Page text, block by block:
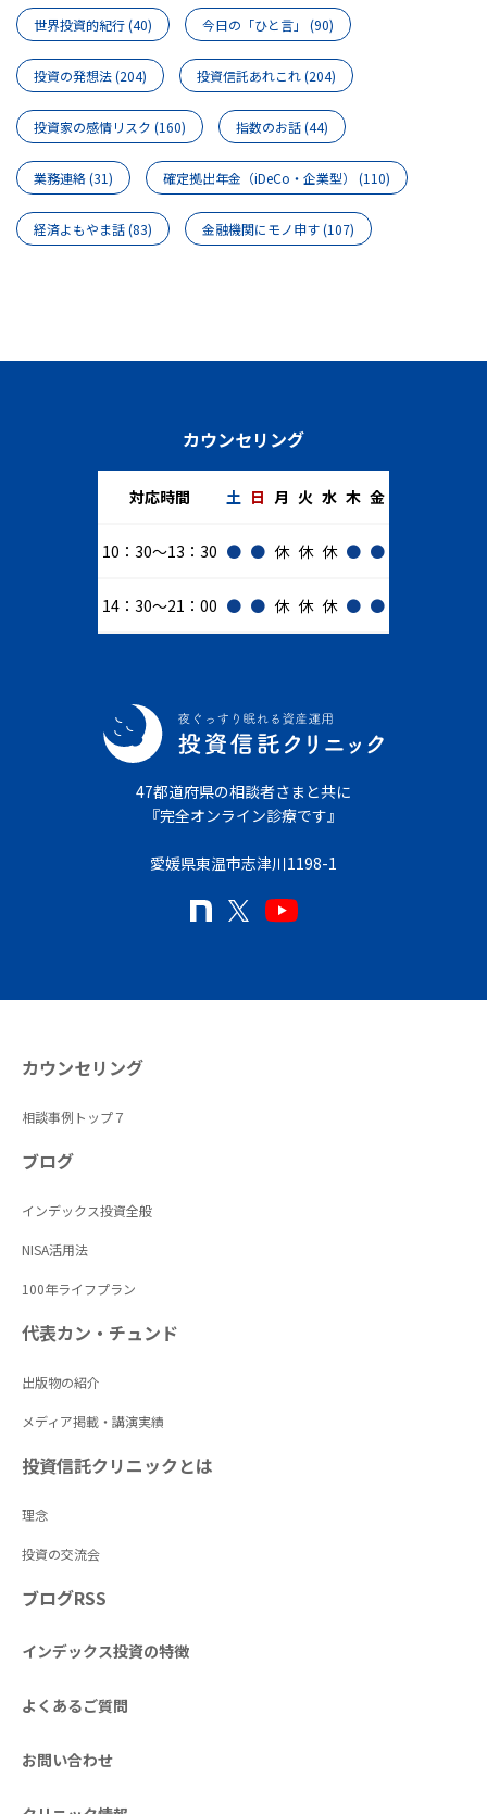
世界投資的紀行(40) 今日の「ひと言」 (90)
投資の発想法(204) 投資信託あれこれ(204)
投資家の感情リスク (160) 指数のお話(44)
業務連絡(31) 確定拠出年金（iDeCo・企業型） (110)
経済よもやま話(83) 金融機関にモノ申す(107)
カウンセリング
対応時間 土 日 月 火 水 木 金
10：30～13：30 ● ● 休 休 休 ● ●
14：30～21：00 ● ● 休 休 休 ● ●
47都道府県の相談者さまと共に
『完全オンライン診療です』
愛媛県東温市志津川1198-1
カウンセリング
相談事例トップ７
ブログ
インデックス投資全般
NISA活用法
100年ライフプラン
代表カン・チュンド
出版物の紹介
メディア掲載・講演実績
投資信託クリニックとは
理念
投資の交流会
ブログRSS
インデックス投資の特徴
よくあるご質問
お問い合わせ